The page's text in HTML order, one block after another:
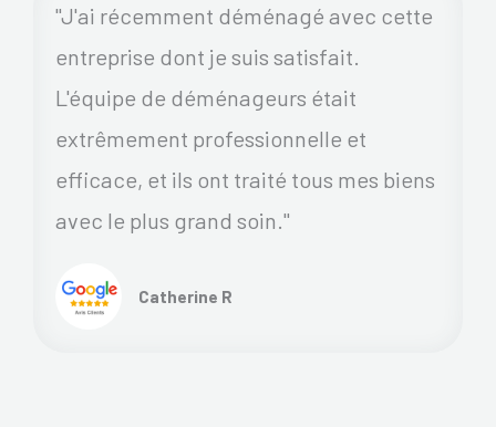
"J'ai récemment déménagé avec cette
entreprise dont je suis satisfait.
L'équipe de déménageurs était
extrêmement professionnelle et
efficace, et ils ont traité tous mes biens
avec le plus grand soin."
Catherine R